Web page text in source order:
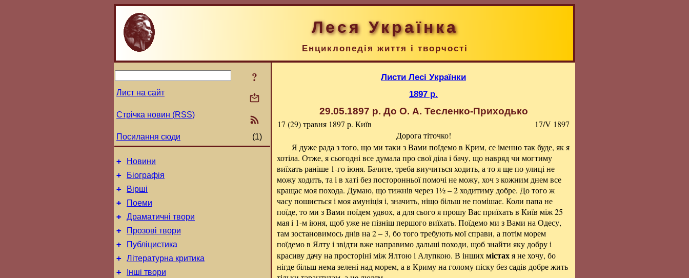
Леся Українка
Енциклопедія життя і творчості
?
Лист на сайт
Стрічка новин (RSS)
Посилання сюди (1)
+ Новини
+ Біографія
+ Вірші
+ Поеми
+ Драматичні твори
+ Прозові твори
+ Публіцистика
+ Літературна критика
+ Інші твори
Листи Лесі Українки
1897 р.
29.05.1897 р. До О. А. Тесленко-Приходько
17 (29) травня 1897 р. Київ
17/V 1897
Дорога тіточко!
Я дуже рада з того, що ми таки з Вами поїдемо в Крим, се іменно так буде, як я
хотіла. Отже, я сьогодні все думала про свої діла і бачу, що навряд чи могтиму
виїхать раніше 1-го іюня. Бачите, треба виучиться ходить, а то я ще по улиці не
можу ходить, та і в хаті без посторонньої помочі не можу, хоч з кожним днем все
кращає моя похода. Думаю, що тижнів через 1½ – 2 ходитиму добре. До того ж
часу пошиється і моя амуніція і, значить, ніщо більш не помішає. Коли папа не
поїде, то ми з Вами поїдем удвох, а для сього я прошу Вас приїхать в Київ між 25
мая і 1-м іюня, щоб уже не пізніш першого виїхать. Поїдемо ми з Вами на Одесу,
там зостановимось днів на 2 – 3, бо того требують мої справи, а потім морем
поїдемо в Ялту і звідти вже направимо дальші походи, щоб знайти яку добру і
красиву дачу на просторіні між Ялтою і Алупкою. В іншихмістахя не хочу, бо
нігде більш нема зелені над морем, а в Криму на голому піску без садів добре жить